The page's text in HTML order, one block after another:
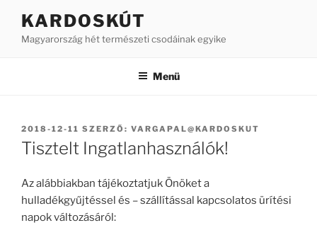
KARDOSKÚT
Magyarország hét természeti csodáinak egyike
Menü
BEKÜLDVE:
2018-12-11 SZERZŐ: VARGAPAL@KARDOSKUT
Tisztelt Ingatlanhasználók!
Az alábbiakban tájékoztatjuk Önöket a
hulladékgyűjtéssel és – szállítással kapcsolatos ürítési
napok változásáról: